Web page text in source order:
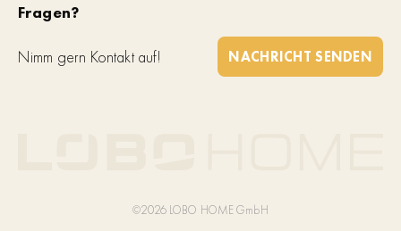
Fragen?
Nimm gern Kontakt auf! NACHRICHT SENDEN
©2026 LOBO HOME GmbH